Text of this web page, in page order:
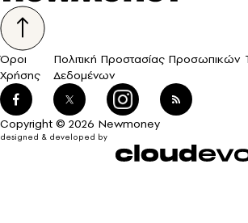
Όροι
Χρήσης
Πολιτική Προστασίας Προσωπικών
Δεδομένων
Copyright © 2026 Newmoney
designed & developed by